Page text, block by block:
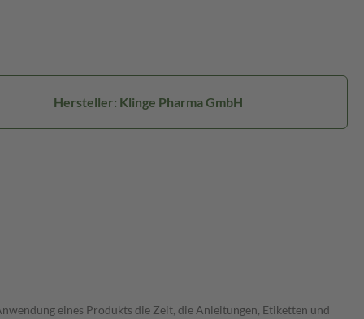
Hersteller: Klinge Pharma GmbH
eines Produkts die Zeit, die Anleitungen, Etiketten und